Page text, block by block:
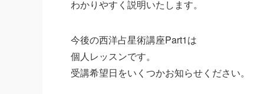
わかりやすく説明いたします。
今後の西洋占星術講座Part1は
個人レッスンです。
受講希望日をいくつかお知らせください。